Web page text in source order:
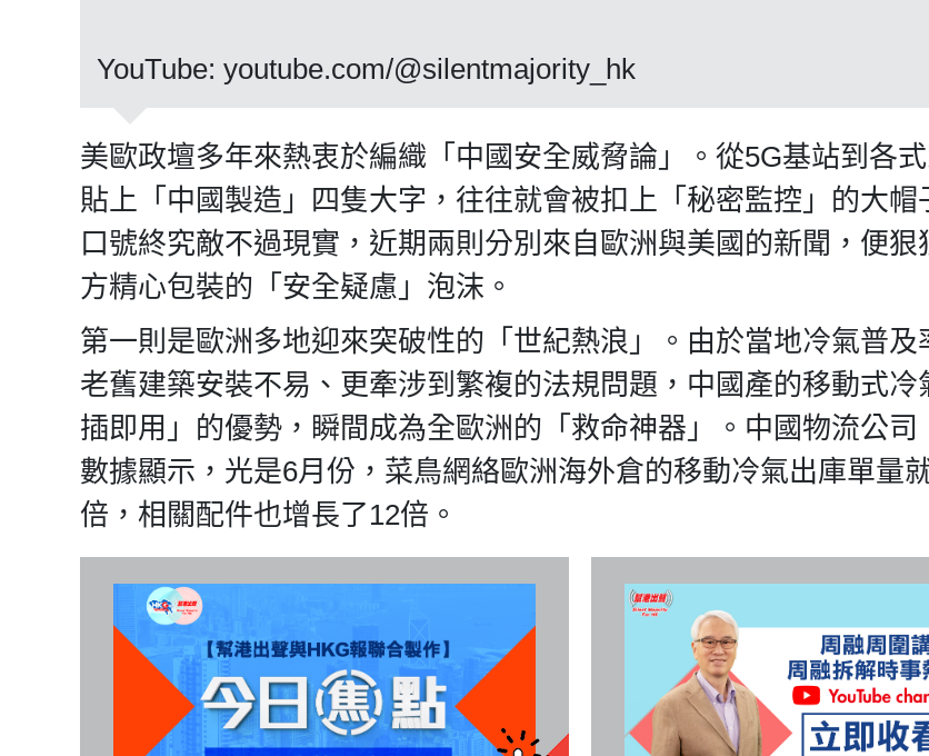
​​​​​​​YouTube: youtube.com/@silentmajority_hk
美歐政壇多年來熱衷於編織「中國安全威脅論」。從5G基站到各
貼上「中國製造」四隻大字，往往就會被扣上「秘密監控」的大帽
口號終究敵不過現實，近期兩則分別來自歐洲與美國的新聞，便狠
方精心包裝的「安全疑慮」泡沫。
第一則是歐洲多地迎來突破性的「世紀熱浪」。由於當地冷氣普及
老舊建築安裝不易、更牽涉到繁複的法規問題，中國產的移動式冷
插即用」的優勢，瞬間成為全歐洲的「救命神器」。中國物流公司
數據顯示，光是6月份，菜鳥網絡歐洲海外倉的移動冷氣出庫單量
倍，相關配件也增長了12倍。